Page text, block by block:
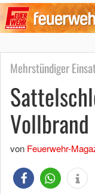
Mehrstündiger
Vollbrand
von Feuerwehr-